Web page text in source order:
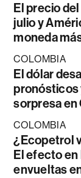
El precio
julio y
moneda
COLOMBIA
El dólar
pronósticos
sorpresa en
COLOMBIA
¿Ecopetrol
El efecto
envueltas